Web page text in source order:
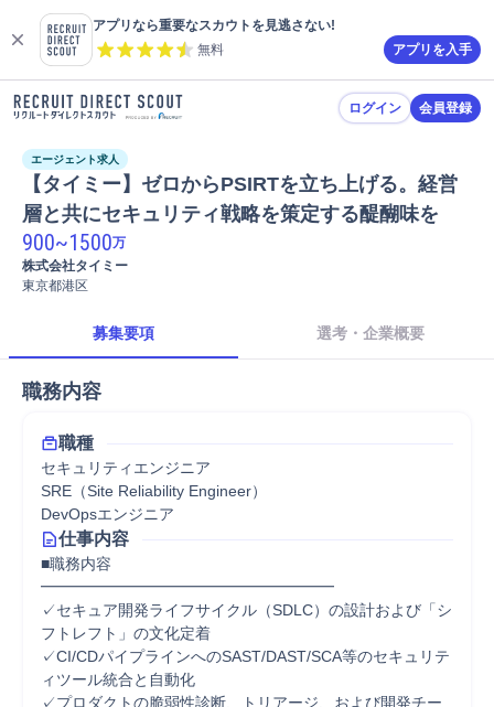
アプリなら重要なスカウトを見逃さない!
無料
アプリを入手
ログイン 会員登録
エージェント求人
【タイミー】ゼロからPSIRTを立ち上げる。経営
層と共にセキュリティ戦略を策定する醍醐味を
900~1500万
株式会社タイミー
東京都港区
募集要項 選考・企業概要
職務内容
職種
セキュリティエンジニア
SRE（Site Reliability Engineer）
DevOpsエンジニア
仕事内容
■職務内容
━━━━━━━━━━━━━━━━━━━
✓セキュア開発ライフサイクル（SDLC）の設計および「シ
フトレフト」の文化定着
✓CI/CDパイプラインへのSAST/DAST/SCA等のセキュリテ
ィツール統合と自動化
✓プロダクトの脆弱性診断、トリアージ、および開発チー